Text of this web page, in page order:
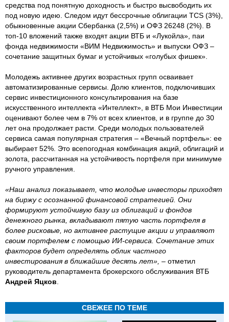
средства под понятную доходность и быстро высвободить их
под новую идею. Следом идут бессрочные облигации TCS (3%),
обыкновенные акции Сбербанка (2,5%) и ОФЗ 26248 (2%). В
топ-10 вложений также входят акции ВТБ и «Лукойла», паи
фонда недвижимости «ВИМ Недвижимость» и выпуски ОФЗ –
сочетание защитных бумаг и устойчивых «голубых фишек».
Молодежь активнее других возрастных групп осваивает
автоматизированные сервисы. Долю клиентов, подключивших
сервис инвестиционного консультирования на базе
искусственного интеллекта «Интеллект», в ВТБ Мои Инвестиции
оценивают более чем в 7% от всех клиентов, и в группе до 30
лет она продолжает расти. Среди молодых пользователей
сервиса самая популярная стратегия – «Вечный портфель»: ее
выбирает 52%. Это всепогодная комбинация акций, облигаций и
золота, рассчитанная на устойчивость портфеля при минимуме
ручного управления.
«Наш анализ показывает, что молодые инвесторы приходят
на биржу с осознанной финансовой стратегией. Они
формируют устойчивую базу из облигаций и фондов
денежного рынка, вкладывают пятую часть портфеля в
более рисковые, но активнее растущие акции и управляют
своим портфелем с помощью ИИ-сервиса. Сочетание этих
факторов будет определять облик частного
инвестирования в ближайшие десять лет», – отметил
руководитель департамента брокерского обслуживания ВТБ
Андрей Яцков
СВЕЖЕЕ ПО ТЕМЕ